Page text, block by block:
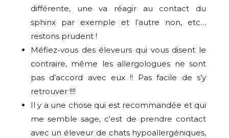
différente, une va réagir au contact du
sphinx par exemple et l’autre non, etc…
restons prudent !
Méfiez-vous des éleveurs qui vous disent le
contraire, même les allergologues ne sont
pas d’accord avec eux !! Pas facile de s’y
retrouver !!!!
Il y a une chose qui est recommandée et qui
me semble sage, c’est de prendre contact
avec un éleveur de chats hypoallergéniques,